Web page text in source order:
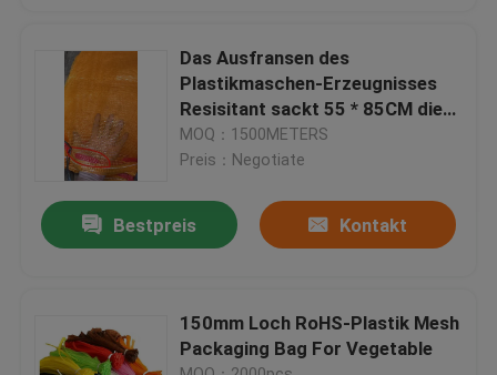
Treten Sie mit uns in Verbindung
Fordern Sie ein Zitat
Flexibler PVC-Schläuche
Gewölbter flexible Schläuche
Das Ausfransen des
Plastikmaschen-Erzeugnisses
Resisitant sackt 55 * 85CM die
Größe für Früchte ein
MOQ：1500METERS
Preis：Negotiate
Bestpreis Kontakt
150mm Loch RoHS-Plastik Mesh
Packaging Bag For Vegetable